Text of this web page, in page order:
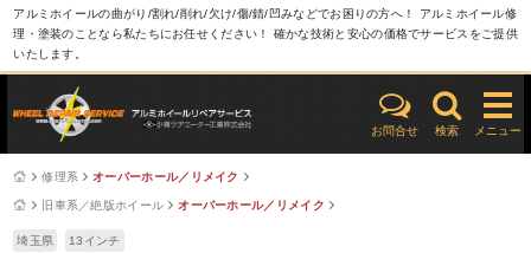
アルミホイールの曲がり/割れ/削れ/欠け/傷/錆/凹みなどでお困りの方へ！ アルミホイール修
理・塗装のことなら私たちにお任せください！ 確かな技術と安心の価格でサービスをご提供
いたします。
お問合せ 検索 メニュー
修理系 オーバーホール／リメイク
旧車系／絶版ホイール オーバーホール／リメイク
埼玉県 13インチ